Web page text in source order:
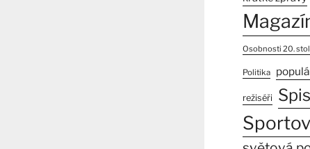
Osobnosti 20.
Politika
režiséři